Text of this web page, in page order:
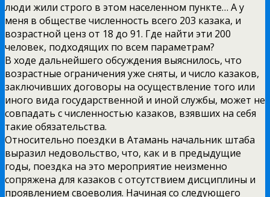
люди жили строго в этом населенном пункте… А у
меня в обществе численность всего 203 казака, и
возрастной ценз от 18 до 91. Где найти эти 200
человек, подходящих по всем параметрам?
В ходе дальнейшего обсуждения выяснилось, что
возрастные ограничения уже сняты, и число казаков,
заключивших договоры на осуществление того или
иного вида государственной и иной службы, может не
совпадать с численностью казаков, взявших на себя
такие обязательства.
Относительно поездки в Атамань начальник штаба
выразил недовольство, что, как и в предыдущие
годы, поездка на это мероприятие неизменно
сопряжена для казаков с отсутствием дисциплины и
проявлением своеволия. Начиная со следующего